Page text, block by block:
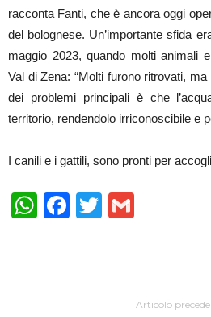
racconta Fanti, che è ancora oggi
del bolognese. Un’importante sfida
maggio 2023, quando molti animali
Val di Zena: “Molti furono ritrovati,
dei problemi principali è che
territorio, rendendolo irriconoscibile e
I canili e i gattili, sono pronti per
WhatsApp
Facebook
Twitter
Articolo